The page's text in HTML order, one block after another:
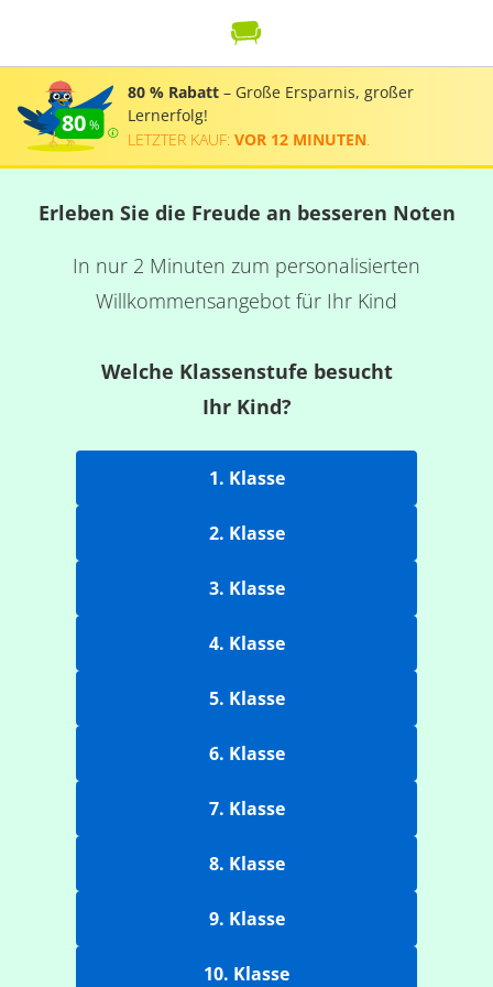
80
80 % Rabatt – Große Ersparnis, großer
Lernerfolg!
LETZTER KAUF: VOR 12 MINUTEN
Erleben Sie die Freude an besseren Noten
In nur 2 Minuten zum personalisierten
Willkommensangebot für Ihr Kind
Welche Klassenstufe besucht
Ihr Kind?
1. Klasse
2. Klasse
3. Klasse
4. Klasse
5. Klasse
6. Klasse
7. Klasse
8. Klasse
9. Klasse
10. Klasse